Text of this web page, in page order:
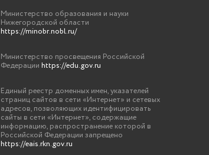
Министерство образования и науки
Нижегородской области
https://minobr.nobl.ru/
Министерство просвещения Российской
Федерации https://edu.gov.ru
Единый реестр доменных имен, указателей
страниц сайтов в сети «Интернет» и сетевых
адресов, позволяющих идентифицировать
сайты в сети «Интернет», содержащие
информацию, распространение которой в
Российской Федерации запрещено
https://eais.rkn.gov.ru